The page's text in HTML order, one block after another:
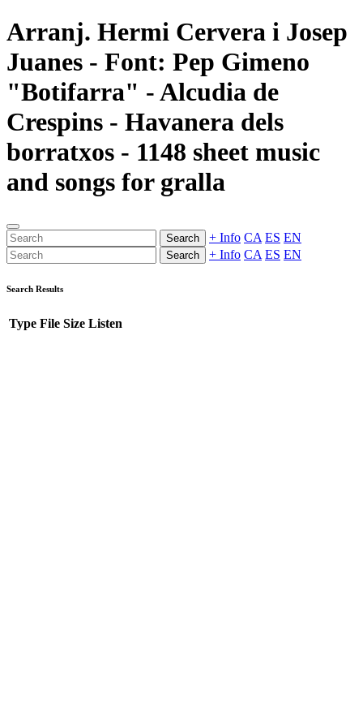
Arranj. Hermi Cervera i Josep
Juanes - Font: Pep Gimeno
"Botifarra" - Alcudia de
Crespins - Havanera dels
borratxos - 1148 sheet music
and songs for gralla
Search + Info CA ES EN
Search + Info CA ES EN
Search Results
Type File Size Listen